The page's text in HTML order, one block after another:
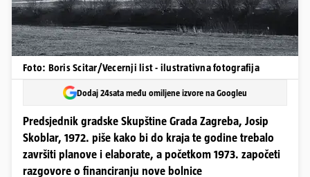
Foto: Boris Scitar/Vecernji list - ilustrativna fotografija
Dodaj 24sata među omiljene izvore na Googleu
Predsjednik gradske Skupštine Grada Zagreba, Josip
Skoblar, 1972. piše kako bi do kraja te godine trebalo
završiti planove i elaborate, a početkom 1973. započeti
razgovore o financiranju nove bolnice